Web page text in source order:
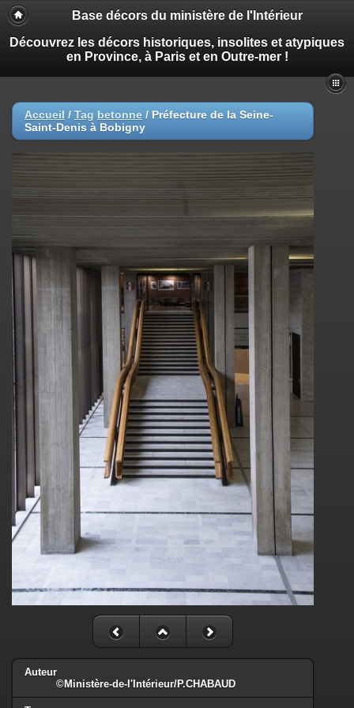
Base décors du ministère de l'Intérieur
Découvrez les décors historiques, insolites et atypiques
en Province, à Paris et en Outre-mer !
Accueil / Tag betonne / Préfecture de la Seine-
Saint-Denis à Bobigny
Auteur
©Ministère-de-l'Intérieur/P.CHABAUD